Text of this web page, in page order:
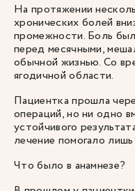
На протяжении
хронических болей
промежности. Боль
перед месячными,
обычной жизнью. Со
ягодичной области.
Пациентка прошла
операций, но ни одно
устойчивого
лечение помогало
Что было в анамнезе?